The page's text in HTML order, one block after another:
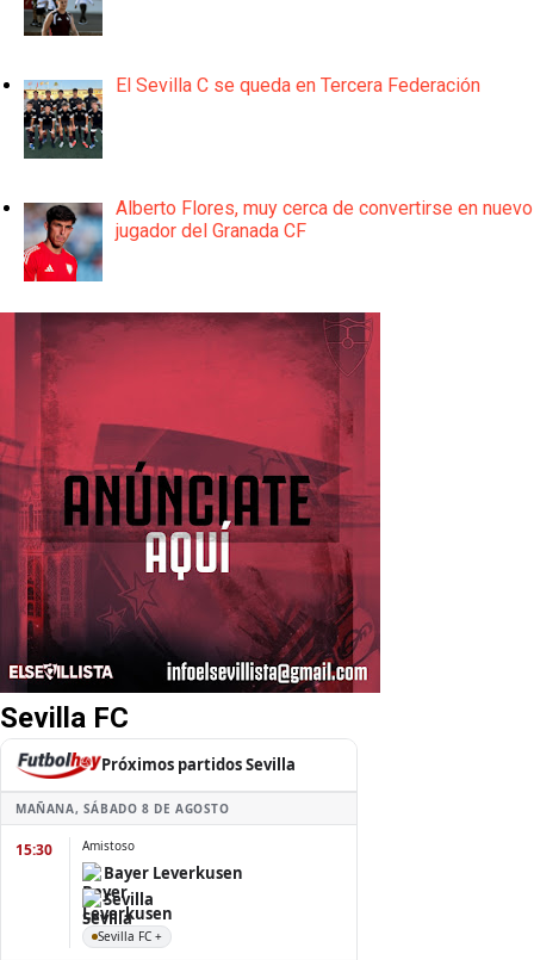
El Sevilla C se queda en Tercera Federación
Alberto Flores, muy cerca de convertirse en nuevo
jugador del Granada CF
Sevilla FC